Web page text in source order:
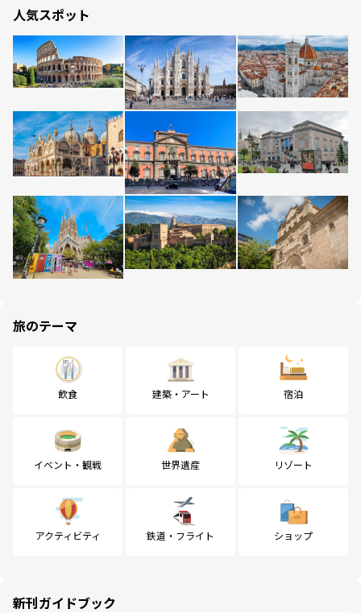
人気スポット
旅のテーマ
飲食 建築・アート 宿泊
イベント・観戦 世界遺産 リゾート
アクティビティ 鉄道・フライト ショップ
新刊ガイドブック